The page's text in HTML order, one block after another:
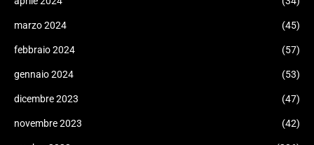
marzo 2024 (45)
febbraio 2024 (57)
gennaio 2024 (53)
dicembre 2023 (47)
novembre 2023 (42)